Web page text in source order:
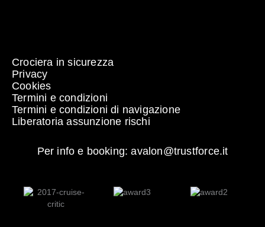
Crociera in sicurezza
Privacy
Cookies
Termini e condizioni
Termini e condizioni di navigazione
Liberatoria assunzione rischi
Per info e booking: avalon@trustforce.it